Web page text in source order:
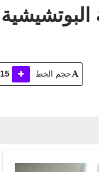
البوتشيشية
حجم الخط 15